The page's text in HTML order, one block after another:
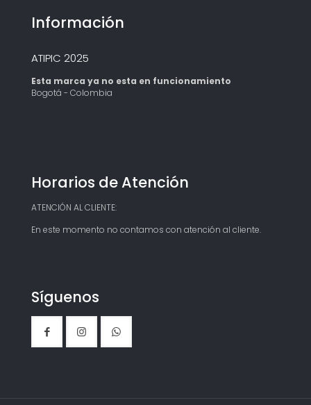
Información
ATIPIC 2025
Esta marca ya no esta en funcionamiento
Bogotá - Colombia
Horarios de Atención
ATENCIÓN AL CLIENTE:
En este momento no contamos con atención al cliente.
Síguenos